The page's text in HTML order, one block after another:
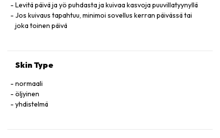
Levitä päivä ja yö puhdasta ja kuivaa kasvoja puuvillatyynyllä
Jos kuivaus tapahtuu, minimoi sovellus kerran päivässä tai
joka toinen päivä
Skin Type
normaali
öljyinen
yhdistelmä